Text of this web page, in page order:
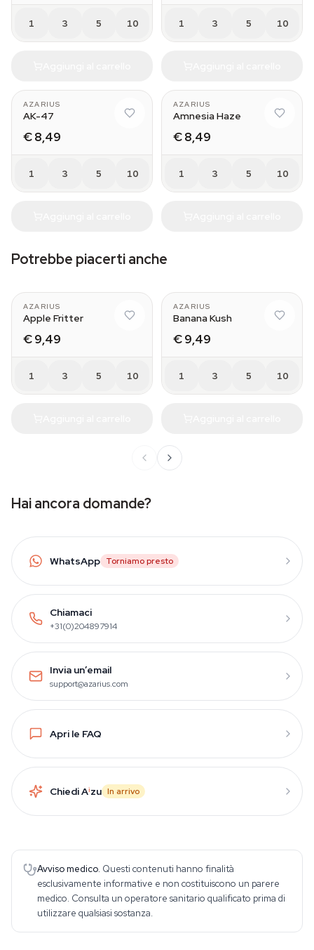
1 3 5 10 1 3 5 10
AZARIUS
AK-47
€ 8,49
1 3 5 10
AZARIUS
Amnesia Haze
€ 8,49
1 3 5 10
Potrebbe piacerti anche
AZARIUS
Apple Fritter
€ 9,49
1 3 5 10
AZARIUS
Banana Kush
€ 9,49
1 3 5 10
Hai ancora domande?
WhatsApp Torniamo presto
Chiamaci
+31(0)204897914
Invia un’email
support@azarius.com
Apri le FAQ
Chiedi Aizu In arrivo
Avviso medico. Questi contenuti hanno finalità
esclusivamente informative e non costituiscono un parere
medico. Consulta un operatore sanitario qualificato prima di
utilizzare qualsiasi sostanza.